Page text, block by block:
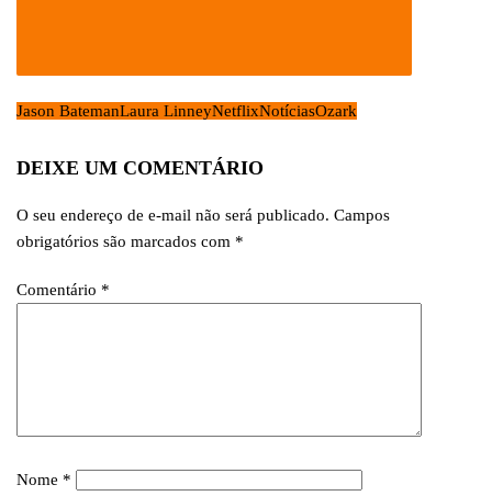
Jason BatemanLaura LinneyNetflixNotíciasOzark
DEIXE UM COMENTÁRIO
O seu endereço de e-mail não será publicado. Campos
obrigatórios são marcados com *
Comentário *
Nome *